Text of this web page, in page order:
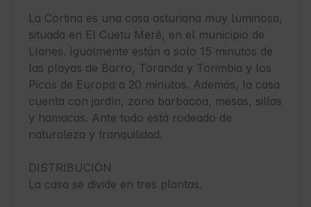
La Cortina es una casa asturiana muy luminosa,
situada en El Cuetu Meré, en el municipio de
Llanes. Igualmente están a solo 15 minutos de
las playas de Barro, Toranda y Torimbia y los
Picos de Europa a 20 minutos. Además, la casa
cuenta con jardín, zona barbacoa, mesas, sillas
y hamacas. Ante todo está rodeado de
naturaleza y tranquilidad.
DISTRIBUCIÓN
La casa se divide en tres plantas.